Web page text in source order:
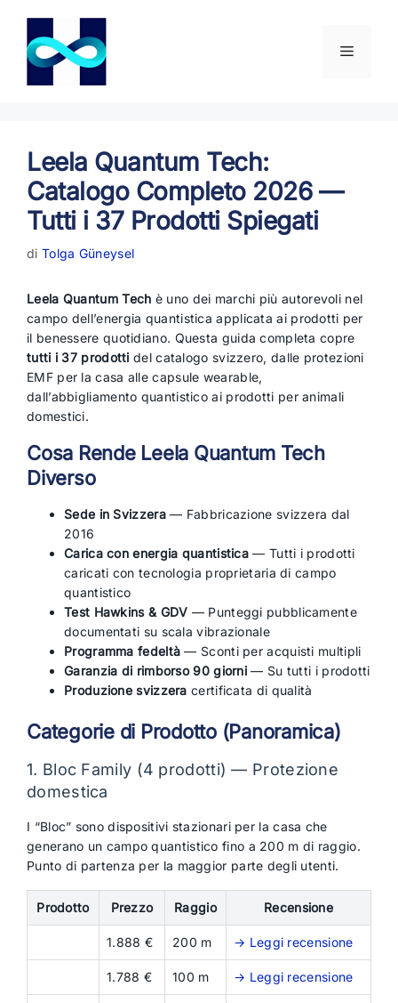
contenuto
Menu
Leela Quantum Tech:
Catalogo Completo 2026 —
Tutti i 37 Prodotti Spiegati
di Tolga Güneysel
Leela Quantum Tech è uno dei marchi più autorevoli nel
campo dell’energia quantistica applicata ai prodotti per
il benessere quotidiano. Questa guida completa copre
tutti i 37 prodotti del catalogo svizzero, dalle protezioni
EMF per la casa alle capsule wearable,
dall’abbigliamento quantistico ai prodotti per animali
domestici.
Cosa Rende Leela Quantum Tech
Diverso
Sede in Svizzera— Fabbricazione svizzera dal
2016
Carica con energia quantistica — Tutti i prodotti
caricati con tecnologia proprietaria di campo
quantistico
Test Hawkins & GDV — Punteggi pubblicamente
documentati su scala vibrazionale
Programma fedeltà — Sconti per acquisti multipli
Garanzia di rimborso 90 giorni — Su tutti i prodotti
Produzione svizzera certificata di qualità
Categorie di Prodotto (Panoramica)
1. Bloc Family (4 prodotti) — Protezione
domestica
I “Bloc” sono dispositivi stazionari per la casa che
generano un campo quantistico fino a 200 m di raggio.
Punto di partenza per la maggior parte degli utenti.
Prodotto Prezzo Raggio Recensione
1.888 € 200 m → Leggi recensione
1.788 € 100 m → Leggi recensione